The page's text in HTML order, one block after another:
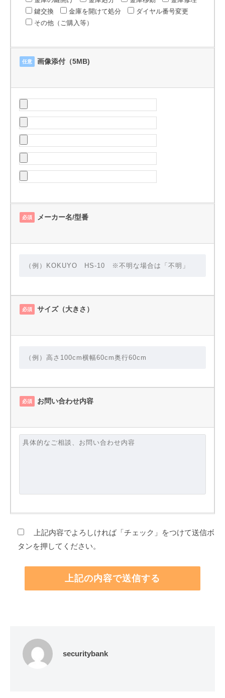
鍵交換
金庫を開けて処分
ダイヤル番号変更
その他（ご購入等）
任意 画像添付（5MB)
必須 メーカー名/型番
必須 サイズ（大きさ）
必須 お問い合わせ内容
上記内容でよろしければ「チェック」をつけて送信ボ
タンを押してください。
securitybank